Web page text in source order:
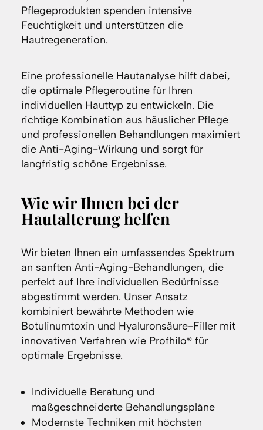
Pflegeprodukten spenden intensive
Feuchtigkeit und unterstützen die
Hautregeneration.
Eine professionelle Hautanalyse hilft dabei,
die optimale Pflegeroutine für Ihren
individuellen Hauttyp zu entwickeln. Die
richtige Kombination aus häuslicher Pflege
und professionellen Behandlungen maximiert
die Anti-Aging-Wirkung und sorgt für
langfristig schöne Ergebnisse.
Wie wir Ihnen bei der
Hautalterung helfen
Wir bieten Ihnen ein umfassendes Spektrum
an sanften Anti-Aging-Behandlungen, die
perfekt auf Ihre individuellen Bedürfnisse
abgestimmt werden. Unser Ansatz
kombiniert bewährte Methoden wie
Botulinumtoxin und Hyaluronsäure-Filler mit
innovativen Verfahren wie Profhilo® für
optimale Ergebnisse.
Individuelle Beratung und
maßgeschneiderte Behandlungspläne
Modernste Techniken mit höchsten